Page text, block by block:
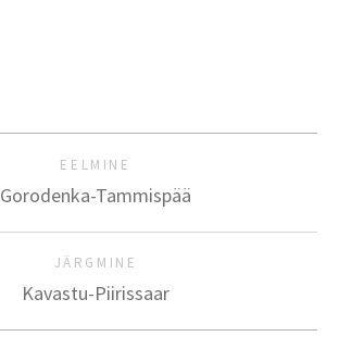
EELMINE
Gorodenka-Tammispää
JÄRGMINE
Kavastu-Piirissaar